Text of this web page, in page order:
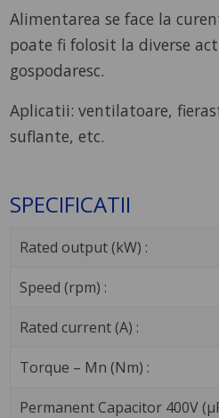
Alimentarea se face la
poate fi folosit la diverse
gospodaresc.
Aplicatii: ventilatoare,
suflante, etc.
SPECIFICATII
Rated output (kW) :
Speed (rpm) :
Rated current (A) :
Torque – Mn (Nm) :
Permanent Capacitor 400V